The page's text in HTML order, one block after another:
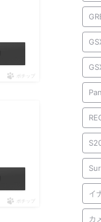
ポチップ
ポチップ
イ
カ